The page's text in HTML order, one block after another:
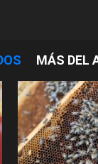
MÁS DEL